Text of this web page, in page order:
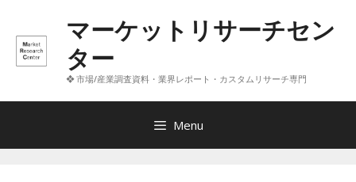
へ
マーケットリサーチセン
ター
❖ 市場/産業調査資料・業界レポート・カスタムリサーチ専門
Menu